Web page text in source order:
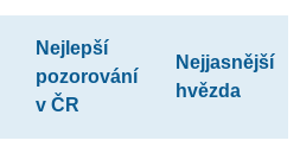
Nejlepší
pozorování
v ČR
Nejjasnější
hvězda